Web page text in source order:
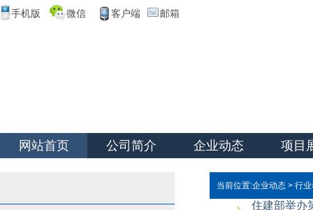
手机版 微信 客户端 邮箱
网站首页 公司简介 企业动态 项目
当前位置:企业动态 > 行
住建部举办